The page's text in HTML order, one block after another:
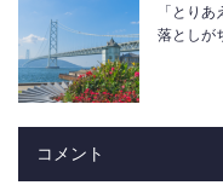
「とり
落としが
コメント